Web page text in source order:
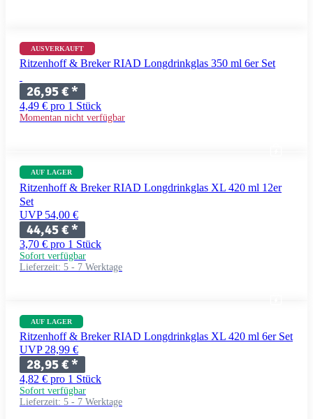
AUSVERKAUFT
Ritzenhoff & Breker RIAD Longdrinkglas 350 ml 6er Set
26,95 €*
4,49 € pro 1 Stück
Momentan nicht verfügbar
AUF LAGER
Ritzenhoff & Breker RIAD Longdrinkglas XL 420 ml 12er
Set
UVP 54,00 €
44,45 €*
3,70 € pro 1 Stück
Sofort verfügbar
Lieferzeit: 5 - 7 Werktage
AUF LAGER
Ritzenhoff & Breker RIAD Longdrinkglas XL 420 ml 6er Set
UVP 28,99 €
28,95 €*
4,82 € pro 1 Stück
Sofort verfügbar
Lieferzeit: 5 - 7 Werktage